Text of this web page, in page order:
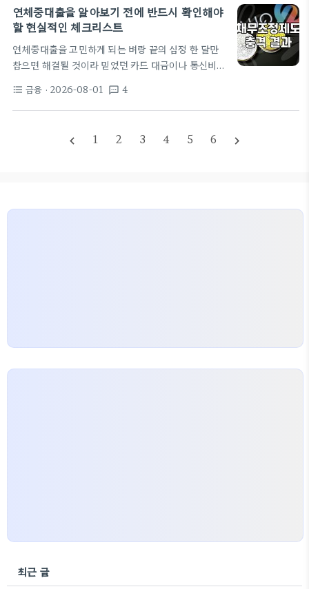
데, 내 수중에는 딱 1억이 있었다. 나머지 2억 5천만
원은 대출로 해결하면 된다고 아주 단순하게 생각했던
위기가 생각했던 것과 완전히 달랐다. '경매 물건'이라
는 단어만 꺼내면 상담 창구 직원들 표정이 일단…
연체중대출을 알아보기 전에 반드시 확인해야
할 현실적인 체크리스트
연체중대출을 고민하게 되는 벼랑 끝의 심정 한 달만
참으면 해결될 것이라 믿었던 카드 대금이나 통신비가
다. 은행 앱을 켜면 붉은색으로 표시되는 연체 기록은
단순한 숫자가 아니라 일상의 목줄을 죄는 족쇄와 같
은 대개 판단력이 흐려진 상태일 가능성이 높다. 사실
가 신용 정보에 등록되는 순간,…
format_list_bulleted 금융 · 2026-08-01 textsms 4
navigate_before 1 2 3 4 5 6 navigate_next
최근 글